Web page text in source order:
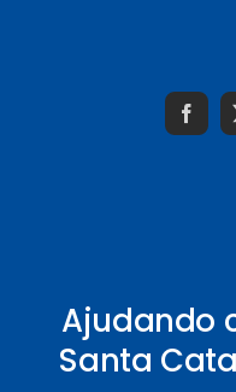
Ajudando
Santa